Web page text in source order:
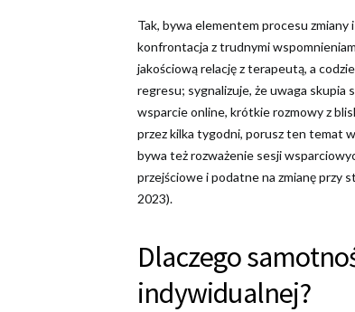
Tak, bywa elementem procesu
konfrontacja z trudnymi
jakościową relację z terapeutą, a
regresu; sygnalizuje, że uwaga skupia
wsparcie online, krótkie rozmowy z
przez kilka tygodni, porusz ten temat
bywa też rozważenie sesji
przejściowe i podatne na zmianę przy
2023).
Dlaczego
indywidualnej?